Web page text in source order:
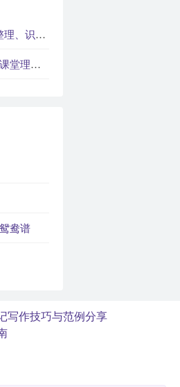
与课堂练习
与练习建议
鸯谱
写作技巧与范例分享